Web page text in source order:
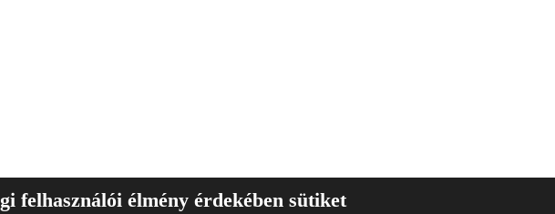
felhasználói élmény érdekében sütiket